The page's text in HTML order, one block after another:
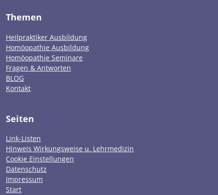
Themen
Heilpraktiker Ausbildung
Homöopathie Ausbildung
Homöopathie Seminare
Fragen & Antworten
BLOG
Kontakt
Seiten
Link-Listen
Hinweis Wirkungsweise u. Lehrmedizin
Cookie Einstellungen
Datenschutz
Impressum
Start